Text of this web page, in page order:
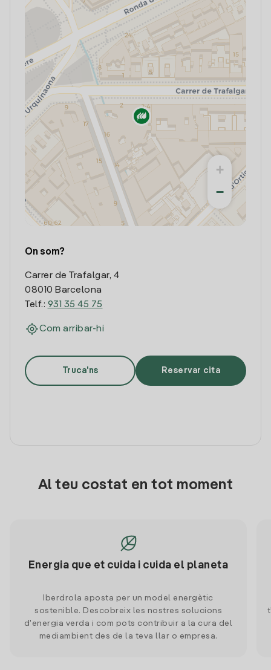
+
−
On som?
Carrer de Trafalgar, 4
08010 Barcelona
Telf.: 931 35 45 75
Com arribar-hi
Truca'ns Reservar cita
Al teu costat en tot moment
Energia que et cuida i cuida el planeta
Iberdrola aposta per un model energètic
sostenible. Descobreix les nostres solucions
d'energia verda i com pots contribuir a la cura del
mediambient des de la teva llar o empresa.